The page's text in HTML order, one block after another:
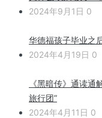
2024年9月1日 0
华德福孩子毕业之
2024年4月19日 0
《黑暗传》通读通
旅行团”
2024年4月11日 0